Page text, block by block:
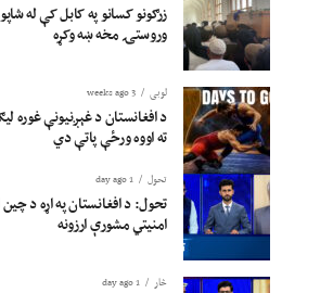
زرګونو کسانو په کابل کې له
وروستۍ مخه ښه وکړه
لوبی 3 weeks ago
د افغانستان د غېږنیونې غوره
ته اووه ورځې پاتې دي
تحول 1 day ago
تحول: د افغانستان په اړه د
امنیتي مشورې ارزونه
څار 1 day ago